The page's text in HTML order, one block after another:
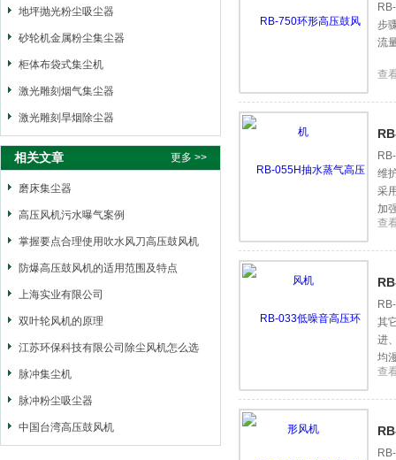
地坪抛光粉尘吸尘器
砂轮机金属粉尘集尘器
柜体布袋式集尘机
激光雕刻烟气集尘器
激光雕刻旱烟除尘器
相关文章 更多 >>
磨床集尘器
高压风机污水曝气案例
掌握要点合理使用吹水风刀高压鼓风机
防爆高压鼓风机的适用范围及特点
上海实业有限公司
双叶轮风机的原理
江苏环保科技有限公司除尘风机怎么选
型？
脉冲集尘机
脉冲粉尘吸尘器
中国台湾高压鼓风机
步
流
查
维
采
加
查
其
进
均
查